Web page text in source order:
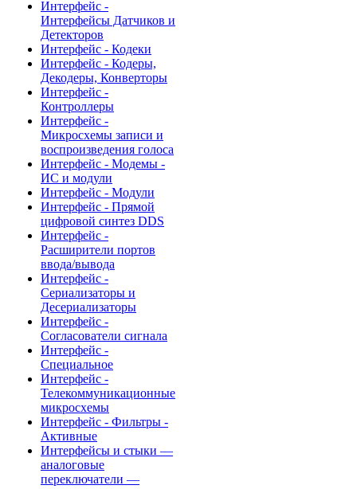
Интерфейс -
Интерфейсы Датчиков и
Детекторов
Интерфейс - Кодеки
Интерфейс - Кодеры,
Декодеры, Конверторы
Интерфейс -
Контроллеры
Интерфейс -
Микросхемы записи и
воспроизведения голоса
Интерфейс - Модемы -
ИС и модули
Интерфейс - Модули
Интерфейс - Прямой
цифровой синтез DDS
Интерфейс -
Расширители портов
ввода/вывода
Интерфейс -
Сериализаторы и
Десериализаторы
Интерфейс -
Согласователи сигнала
Интерфейс -
Специальное
Интерфейс -
Телекоммуникационные
микросхемы
Интерфейс - Фильтры -
Активные
Интерфейсы и стыки —
аналоговые
переключатели —